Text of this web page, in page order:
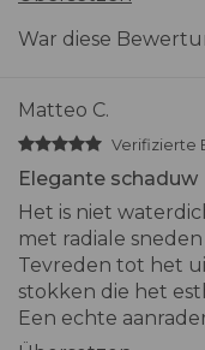
War diese
Matteo C.
Verifizierte
Elegante schaduw
Het is niet
met radiale
Tevreden tot het
stokken die het
Een echte